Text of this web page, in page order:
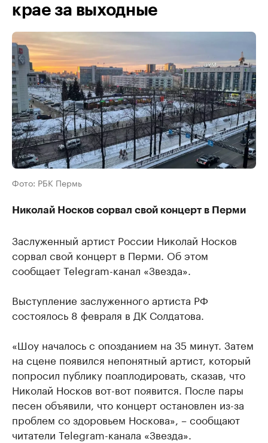
крае за выходные
Фото: РБК Пермь
Николай Носков сорвал свой концерт в Перми
Заслуженный артист России Николай Носков
сорвал свой концерт в Перми. Об этом
сообщает Telegram-канал «Звезда».
Выступление заслуженного артиста РФ
состоялось 8 февраля в ДК Солдатова.
«Шоу началось с опозданием на 35 минут. Затем
на сцене появился непонятный артист, который
попросил публику поаплодировать, сказав, что
Николай Носков вот-вот появится. После пары
песен объявили, что концерт остановлен из-за
проблем со здоровьем Носкова», – сообщают
читатели Telegram-канала «Звезда».